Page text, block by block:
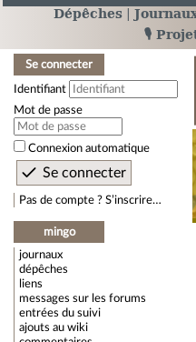
Dépêches
🎙️
Se connecter
Identifiant
Mot de passe
Connexion automatique
Pas de compte ? S’inscrire…
mingo
journaux
dépêches
liens
messages sur les forums
entrées du suivi
ajouts au wiki